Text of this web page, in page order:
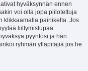
hyväksynnän ennen
voi olla jopa piilotettuja
klikkaamalla painiketta. Jos
liittymislupaa
pyyntösi ja hän
ryhmän ylläpitäjiä jos he